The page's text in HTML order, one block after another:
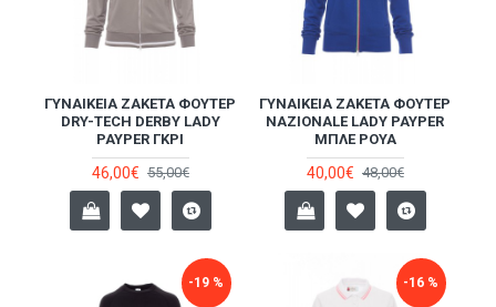
ΓΥΝΑΙΚΕΊΑ ΖΑΚΈΤΑ ΦΟΎΤΕΡ
DRY-TECH DERBY LADY
PAYPER ΓΚΡΙ
46,00€ 55,00€
ΓΥΝΑΙΚΕΊΑ ΖΑΚΈΤΑ ΦΟΎΤΕΡ
NAZIONALE LADY PAYPER
ΜΠΛΕ ΡΟΥΆ
40,00€ 48,00€
-19 % -16 %